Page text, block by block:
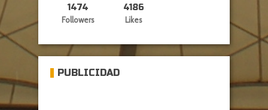
1474
Followers
4186
Likes
PUBLICIDAD